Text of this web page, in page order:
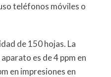
teléfonos móviles o
de 150 hojas. La
es de 4 ppm en
en impresiones en